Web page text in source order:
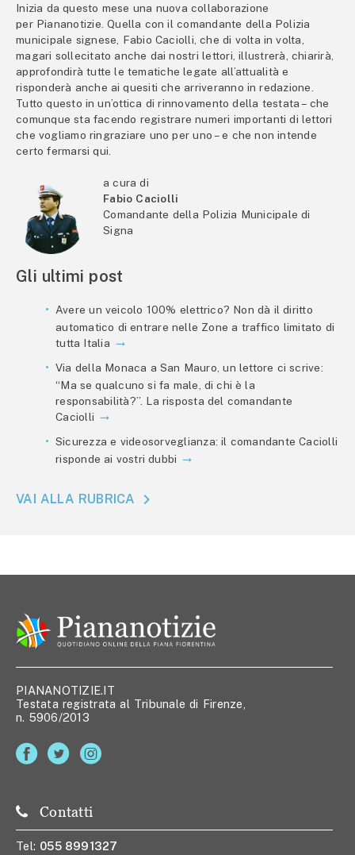
Inizia da questo mese una nuova collaborazione
per Piananotizie. Quella con il comandante della Polizia
municipale signese, Fabio Caciolli, che di volta in volta,
magari sollecitato anche dai nostri lettori, illustrerà, chiarirà,
approfondirà tutte le tematiche legate all’attualità e
risponderà anche ai quesiti che arriveranno in redazione.
Tutto questo in un’ottica di rinnovamento della testata – che
comunque sta facendo registrare numeri importanti di lettori
che vogliamo ringraziare uno per uno – e che non intende
certo fermarsi qui.
a cura di
Fabio Caciolli
Comandante della Polizia Municipale di
Signa
Gli ultimi post
Avere un veicolo 100% elettrico? Non dà il diritto
automatico di entrare nelle Zone a traffico limitato di
tutta Italia
Via della Monaca a San Mauro, un lettore ci scrive:
“Ma se qualcuno si fa male, di chi è la
responsabilità?”. La risposta del comandante
Caciolli
Sicurezza e videosorveglianza: il comandante Caciolli
risponde ai vostri dubbi
VAI ALLA RUBRICA
PIANANOTIZIE.IT
Testata registrata al Tribunale di Firenze,
n. 5906/2013
Contatti
Tel: 055 8991327